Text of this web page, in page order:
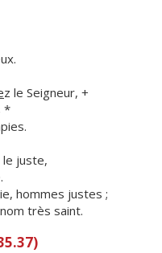
z le Seigneur, +
*
juste,
ie, hommes justes ;
très saint.